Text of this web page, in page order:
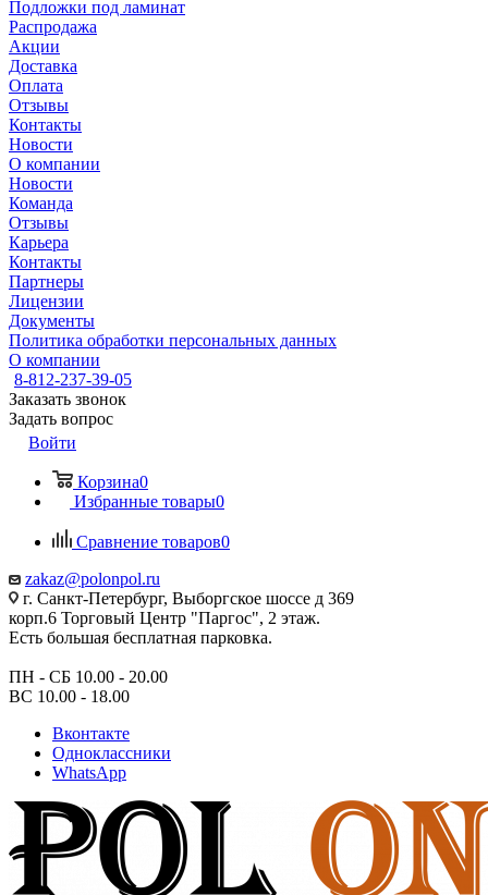
Подложки под ламинат
Распродажа
Акции
Доставка
Оплата
Отзывы
Контакты
Новости
О компании
Новости
Команда
Отзывы
Карьера
Контакты
Партнеры
Лицензии
Документы
Политика обработки персональных данных
О компании
8-812-237-39-05
Заказать звонок
Задать вопрос
Войти
Корзина0
Избранные товары0
Сравнение товаров0
zakaz@polonpol.ru
г. Санкт-Петербург, Выборгское шоссе д 369
корп.6 Торговый Центр "Паргос", 2 этаж.
Есть большая бесплатная парковка.
ПН - СБ 10.00 - 20.00
ВС 10.00 - 18.00
Вконтакте
Одноклассники
WhatsApp